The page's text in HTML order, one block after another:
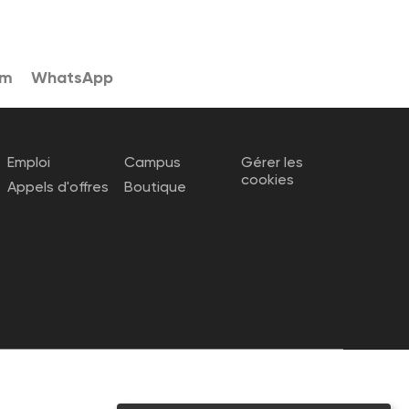
WhatsApp
Emploi
Appels d'offres
Campus
Boutique
Gérer les
cookies